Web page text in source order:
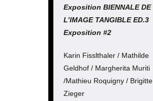
Exposition BIENNALE DE
L’IMAGE TANGIBLE ED.3
Exposition #2
Karin Fisslthaler / Mathilde
Geldhof / Margherita Muriti
/Mathieu Roquigny / Brigitte
Zieger